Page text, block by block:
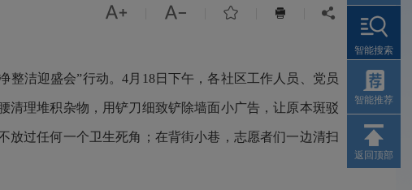
    
洁迎盛会”行动。4月18日下午，各社区工作人员、党员
理堆积杂物，用铲刀细致铲除墙面小广告，让原本斑驳
放过任何一个卫生死角；在背街小巷，志愿者们一边清扫
智能搜索
智能推荐
返回顶部